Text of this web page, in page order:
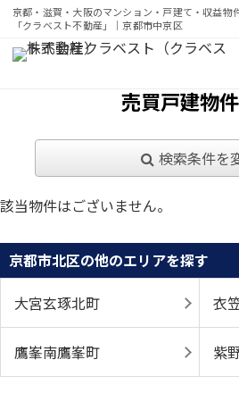
京都・滋賀・大阪のマンション・戸建て・収益物
「クラベスト不動産」｜京都市中京区
京都・滋賀・大阪のマンション
売買戸建物
検索条件を
該当物件はございません。
京都市北区の他のエリアを探す
大宮玄琢北町
衣
鷹峯南鷹峯町 紫